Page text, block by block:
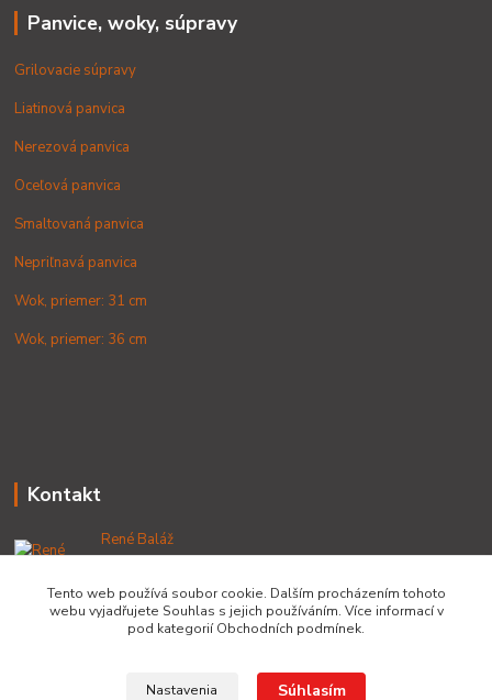
Panvice, woky, súpravy
Grilovacie súpravy
Liatinová panvica
Nerezová panvica
Oceľová panvica
Smaltovaná panvica
Nepriľnavá panvica
Wok, priemer: 31 cm
Wok, priemer: 36 cm
Kontakt
René Baláž
+421 902 212 007
od 8:00 - do 16:00 hod
info@lacnekotliky.sk
Tento web používá soubor cookie. Dalším procházením tohoto
webu vyjadřujete Souhlas s jejich používáním. Více informací v
pod kategorií Obchodních podmínek.
Nastavenia Súhlasím